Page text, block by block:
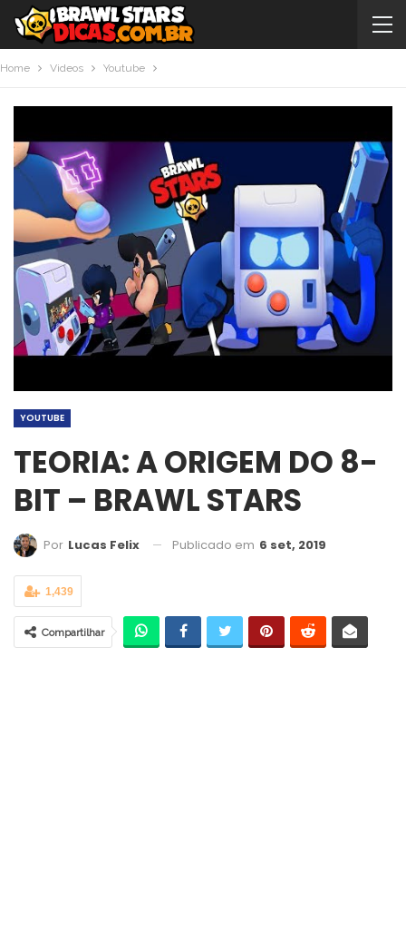
Home Videos Youtube
YOUTUBE
TEORIA: A ORIGEM DO 8-
BIT – BRAWL STARS
Por Lucas Felix Publicado em 6 set, 2019
1,439
Compartilhar